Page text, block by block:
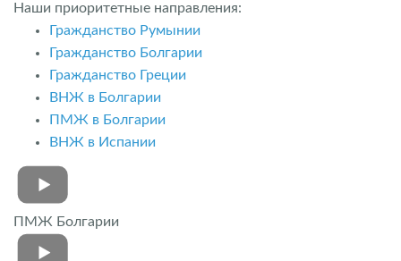
Наши приоритетные направления:
Гражданство Румынии
Гражданство Болгарии
Гражданство Греции
ВНЖ в Болгарии
ПМЖ в Болгарии
ВНЖ в Испании
ПМЖ Болгарии